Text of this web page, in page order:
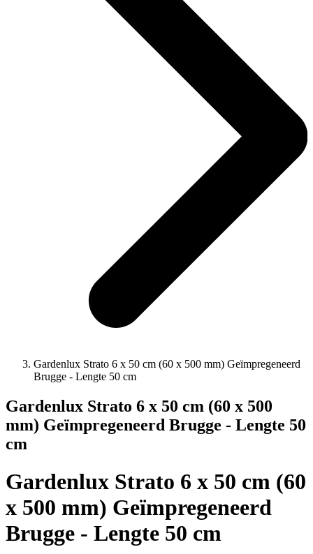
Gardenlux Strato 6 x 50 cm (60 x 500 mm) Geïmpregeneerd
Brugge - Lengte 50 cm
Gardenlux Strato 6 x 50 cm (60 x 500
mm) Geïmpregeneerd Brugge - Lengte 50
cm
Gardenlux Strato 6 x 50 cm (60
x 500 mm) Geïmpregeneerd
Brugge - Lengte 50 cm